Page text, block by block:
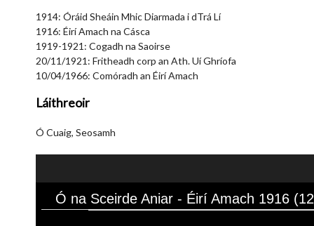
1914: Óráid Sheáin Mhic Diarmada i dTrá Lí
1916: Éirí Amach na Cásca
1919-1921: Cogadh na Saoirse
20/11/1921: Fritheadh corp an Ath. Uí Ghríofa
10/04/1966: Comóradh an Éirí Amach
Láithreoir
Ó Cuaig, Seosamh
Ó na Sceirde Aniar - Éirí Amach 1916